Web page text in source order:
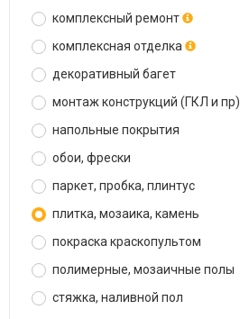
комплексный ремонт
комплексная отделка
декоративный багет
монтаж конструкций (ГКЛ и пр)
напольные покрытия
обои, фрески
паркет, пробка, плинтус
плитка, мозаика, камень
покраска краскопультом
полимерные, мозаичные полы
стяжка, наливной пол